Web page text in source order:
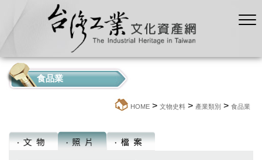
食品業
HOME > 文物史料 > 產業類別 > 食品業